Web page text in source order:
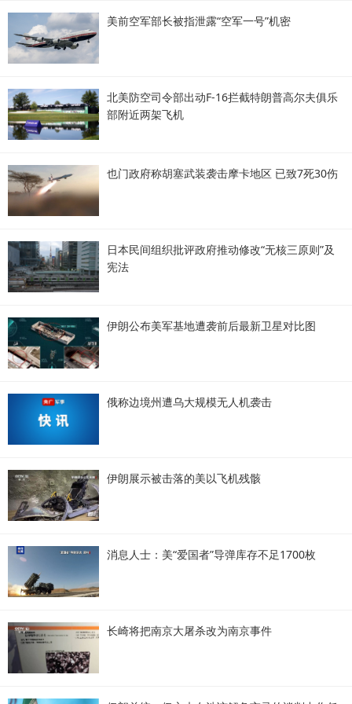
美前空军部长被指泄露“空军一号”机密
北美防空司令部出动F-16拦截特朗普高尔夫俱乐
部附近两架飞机
也门政府称胡塞武装袭击摩卡地区 已致7死30伤
日本民间组织批评政府推动修改“无核三原则”及
宪法
伊朗公布美军基地遭袭前后最新卫星对比图
俄称边境州遭乌大规模无人机袭击
伊朗展示被击落的美以飞机残骸
消息人士：美“爱国者”导弹库存不足1700枚
长崎将把南京大屠杀改为南京事件